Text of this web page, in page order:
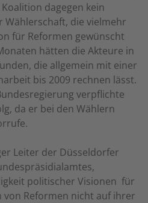
dagegen kein
Wählerschaft, die vielmehr
für Reformen gewünscht
hätten die Akteure in
die allgemein mit einer
bis 2009 rechnen lässt.
verpflichte
da er bei den Wählern
Leiter der Düsseldorfer
politischer Visionen  für
Reformen nicht auf ihrer